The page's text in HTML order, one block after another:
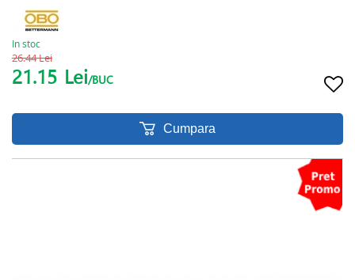
In stoc
26.44 Lei
21.15 Lei/BUC
Cumpara